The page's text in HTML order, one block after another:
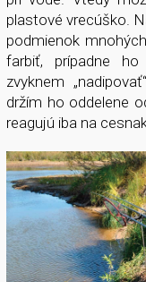
plastové vrecúško.
podmienok
farbiť, prípadne
zvyknem
držím ho oddelene
reagujú iba na